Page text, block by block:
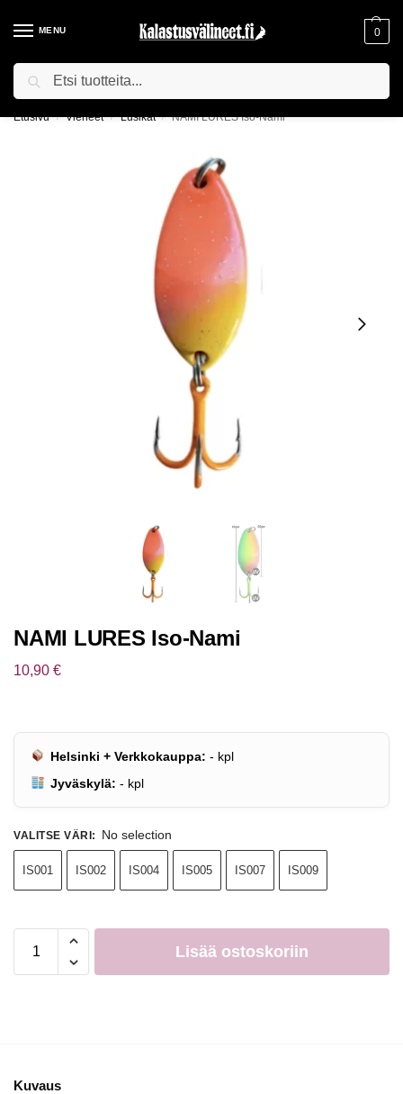
MENU 0
ILMAINEN TOIMITUS YLI 75€ TILAUKSILLE!
Etusivu / Vieheet / Lusikat / NAMI LURES Iso-Nami
NAMI LURES Iso-Nami
10,90 €
Helsinki + Verkkokauppa: - kpl
Jyväskylä: - kpl
VALITSE VÄRI: No selection
IS001 IS002 IS004 IS005 IS007 IS009
Lisää ostoskoriin
Kuvaus